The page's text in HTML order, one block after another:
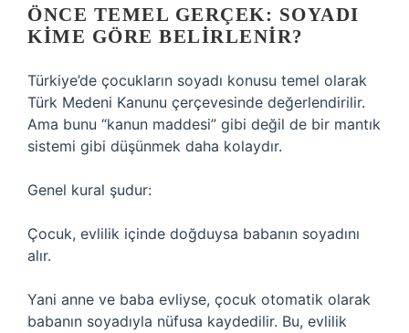
ÖNCE TEMEL GERÇEK: SOYADI
KIME GÖRE BELIRLENIR?
Türkiye’de çocukların soyadı konusu temel olarak
Türk Medeni Kanunu çerçevesinde değerlendirilir.
Ama bunu “kanun maddesi” gibi değil de bir mantık
sistemi gibi düşünmek daha kolaydır.
Genel kural şudur:
Çocuk, evlilik içinde doğduysa babanın soyadını
alır.
Yani anne ve baba evliyse, çocuk otomatik olarak
babanın soyadıyla nüfusa kaydedilir. Bu, evlilik